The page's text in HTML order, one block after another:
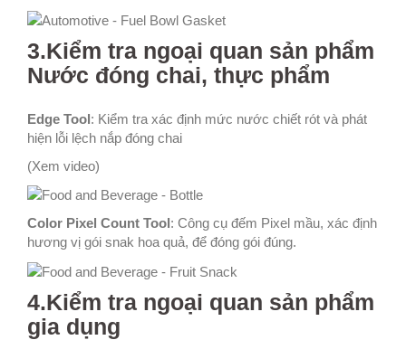
3.Kiểm tra ngoại quan sản phẩm
Nước đóng chai, thực phẩm
Edge Tool: Kiểm tra xác định mức nước chiết rót và phát
hiện lỗi lệch nắp đóng chai
(Xem video)
Color Pixel Count Tool: Công cụ đếm Pixel mầu, xác định
hương vị gói snak hoa quả, để đóng gói đúng.
4.Kiểm tra ngoại quan sản phẩm
gia dụng